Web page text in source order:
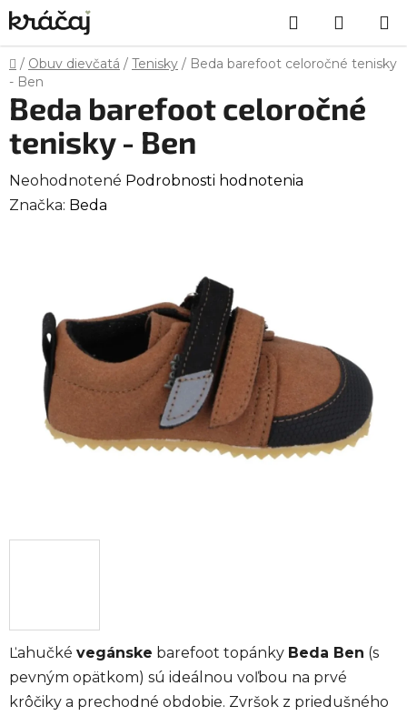
Prejsť
na
obsah
Hľadať
KOŠÍK
Domov
/ Obuv dievčatá / Tenisky / Beda barefoot celoročné tenisky
- Ben
Ľahučké vegánske barefoot topánky Beda Ben (s
pevným opätkom) sú ideálnou voľbou na prvé
krôčiky a prechodné obdobie. Zvršok z priedušného
Beda barefoot celoročné
tenisky - Ben
Priemerné
hodnotenie
hviezdičiek.
Neohodnotené Podrobnosti hodnotenia
Značka: Beda